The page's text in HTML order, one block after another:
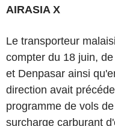
AIRASIA X
Le transporteur
compter du 18 juin,
et Denpasar ainsi
direction avait
programme de vols
surcharge carburant